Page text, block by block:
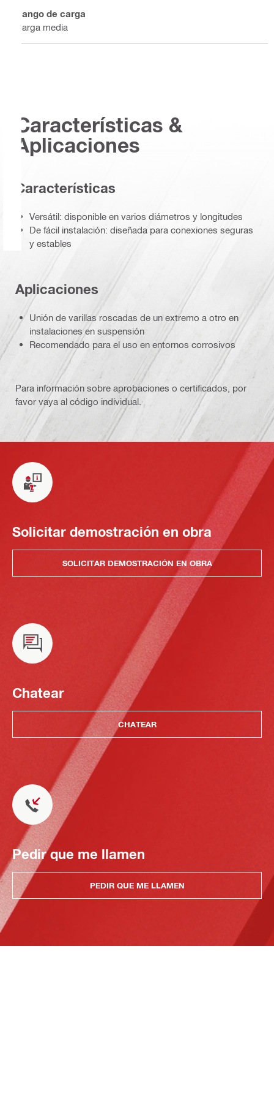
Rango de carga
Carga media
Características &
Aplicaciones
Características
Versátil: disponible en varios diámetros y longitudes
De fácil instalación: diseñada para conexiones seguras
y estables
Aplicaciones
Unión de varillas roscadas de un extremo a otro en
instalaciones en suspensión
Recomendado para el uso en entornos corrosivos
Para información sobre aprobaciones o certificados, por
favor vaya al código individual.
Solicitar demostración en obra
SOLICITAR DEMOSTRACIÓN EN OBRA
Chatear
CHATEAR
Pedir que me llamen
PEDIR QUE ME LLAMEN